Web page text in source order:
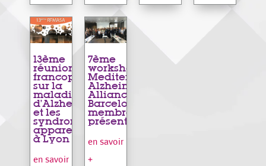
13ème
réunion
francophone
sur la
maladie
d’Alzheimer
et les
syndromes
apparentés
à Lyon
en savoir
7ème
workshop de la
Mediterranean
Alzheimer
Alliance à
Barcelone : 33
membres
présents !
en savoir
+